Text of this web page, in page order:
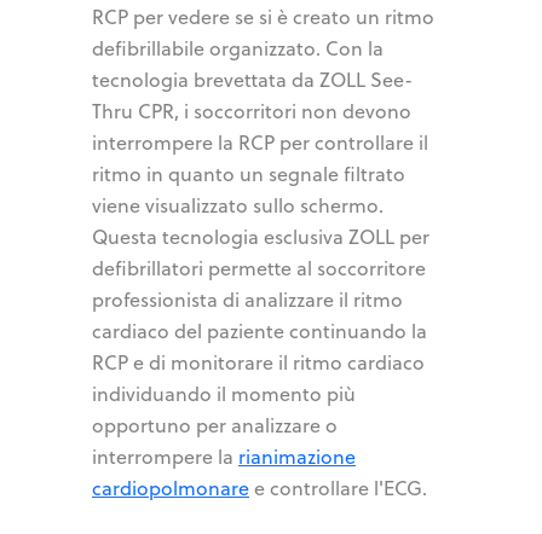
RCP per vedere se si è creato un ritmo
defibrillabile organizzato. Con la
tecnologia brevettata da ZOLL See-
Thru CPR, i soccorritori non devono
interrompere la RCP per controllare il
ritmo in quanto un segnale filtrato
viene visualizzato sullo schermo.
Questa tecnologia esclusiva ZOLL per
defibrillatori permette al soccorritore
professionista di analizzare il ritmo
cardiaco del paziente continuando la
RCP e di monitorare il ritmo cardiaco
individuando il momento più
opportuno per analizzare o
interrompere la rianimazione
cardiopolmonaree controllare l'ECG.